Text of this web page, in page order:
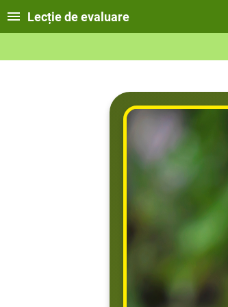
Lecție de evaluare